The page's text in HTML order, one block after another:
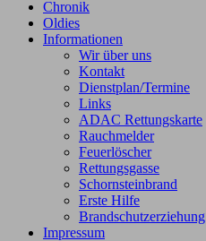
Chronik
Oldies
Informationen
Wir über uns
Kontakt
Dienstplan/Termine
Links
ADAC Rettungskarte
Rauchmelder
Feuerlöscher
Rettungsgasse
Schornsteinbrand
Erste Hilfe
Brandschutzerziehung
Impressum